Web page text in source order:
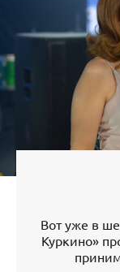
Вот уже в
Куркино»